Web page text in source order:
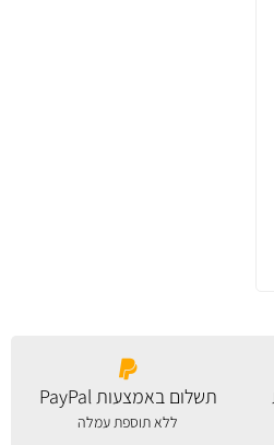
תשלום באמצעות PayPal
ללא תוספת עמלה